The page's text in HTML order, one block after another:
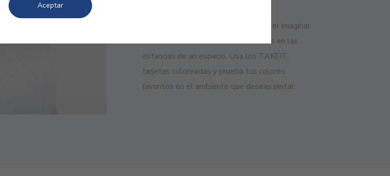
Sabemos lo complicado que puede ser imaginar
las infinitas combinaciones de colores en las
estancias de un espacio. Usa los TAKEiT,
tarjetas coloreadas y prueba tus colores
favoritos en el ambiente que deseas pintar.
Aceptar